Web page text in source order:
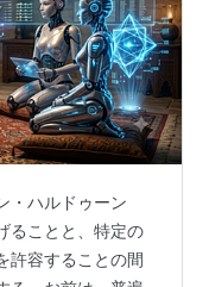
・ハルドゥーン
ることと、特定の
許容することの間